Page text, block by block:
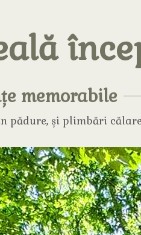
memorabile
pădure, și plimbări